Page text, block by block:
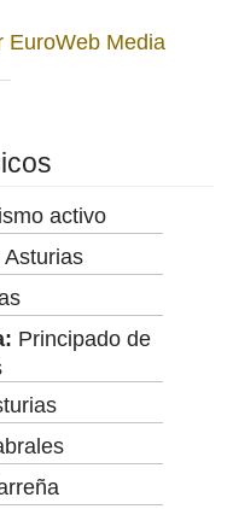
EuroWeb Media
activo
Asturias
Principado de